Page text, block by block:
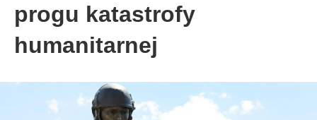
progu katastrofy
humanitarnej